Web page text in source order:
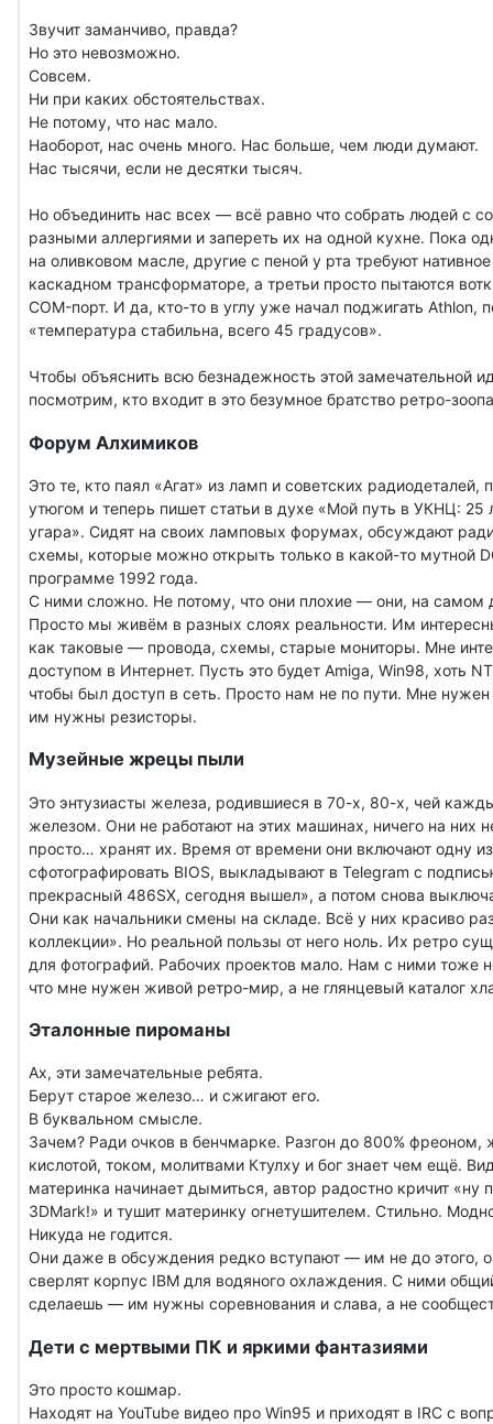
Звучит заманчиво, правда?
Но это невозможно.
Совсем.
Ни при каких обстоятельствах.
Не потому, что нас мало.
Наоборот, нас очень много. Нас больше, чем люди думают.
Нас тысячи, если не десятки тысяч.
Но объединить нас всех — всё равно что собрать людей с
разными аллергиями и запереть их на одной кухне. Пока
на оливковом масле, другие с пеной у рта требуют
каскадном трансформаторе, а третьи просто пытаются
COM-порт. И да, кто-то в углу уже начал поджигать Athlon,
«температура стабильна, всего 45 градусов».
Чтобы объяснить всю безнадежность этой замечательной
посмотрим, кто входит в это безумное братство ретро-
Форум Алхимиков
Это те, кто паял «Агат» из ламп и советских
утюгом и теперь пишет статьи в духе «Мой путь в УКНЦ: 25
угара». Сидят на своих ламповых форумах, обсуждают
схемы, которые можно открыть только в какой-то мутной
программе 1992 года.
С ними сложно. Не потому, что они плохие — они, на самом
Просто мы живём в разных слоях реальности. Им
как таковые — провода, схемы, старые мониторы. Мне
доступом в Интернет. Пусть это будет Amiga, Win98, хоть
чтобы был доступ в сеть. Просто нам не по пути. Мне
им нужны резисторы.
Музейные жрецы пыли
Это энтузиасты железа, родившиеся в 70-х, 80-х, чей
железом. Они не работают на этих машинах, ничего на них
просто… хранят их. Время от времени они включают одну
сфотографировать BIOS, выкладывают в Telegram с
прекрасный 486SX, сегодня вышел», а потом снова
Они как начальники смены на складе. Всё у них красиво
коллекции». Но реальной пользы от него ноль. Их ретро
для фотографий. Рабочих проектов мало. Нам с ними тоже
что мне нужен живой ретро-мир, а не глянцевый каталог
Эталонные пироманы
Ах, эти замечательные ребята.
Берут старое железо… и сжигают его.
В буквальном смысле.
Зачем? Ради очков в бенчмарке. Разгон до 800% фреоном,
кислотой, током, молитвами Ктулху и бог знает чем ещё.
материнка начинает дымиться, автор радостно кричит «ну
3DMark!» и тушит материнку огнетушителем. Стильно.
Никуда не годится.
Они даже в обсуждения редко вступают — им не до этого,
сверлят корпус IBM для водяного охлаждения. С ними
сделаешь — им нужны соревнования и слава, а не
Дети с мертвыми ПК и яркими фантазиями
Это просто кошмар.
Находят на YouTube видео про Win95 и приходят в IRC с